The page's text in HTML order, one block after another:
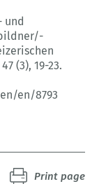
und
47 (3), 19-23.
en/8793
Print page